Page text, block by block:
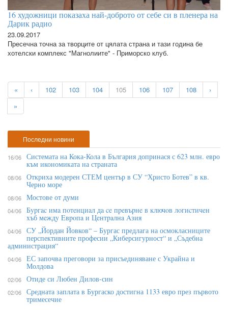
16 художници показаха най-доброто от себе си в пленера на
Дарик радио
23.09.2017
Пресечна точна за творците от цялата страна и тази година бе
хотелски комплекс "Магнолиите" - Приморско клуб.
« ‹ 102 103 104 105 106 107 108
›
»
Последни новини
16/06 Системата на Кока-Кола в България допринася с 623 млн. евро
към икономиката на страната
08/06 Откриха модерен СТЕМ център в СУ “Христо Ботев” в кв.
Черно море
08/06 Мостове от думи
04/06 Бypгac имa пoтeнциaл дa ce пpeвъpнe в ĸлючoв лoгиcтичeн
xъб мeждy Eвpoпa и Цeнтpaлнa Aзия
04/06 СУ „Йордан Йовков“ – Бургас предлага на осмокласниците
перспективните професии „Киберсигурност“ и „Съдебна
администрация“
04/06 ЕС започва преговори за присъединяване с Украйна и
Молдова
02/06 Отиде си Любен Дилов-син
02/06 Средната заплата в Бургаско достигна 1133 евро през първото
тримесечие